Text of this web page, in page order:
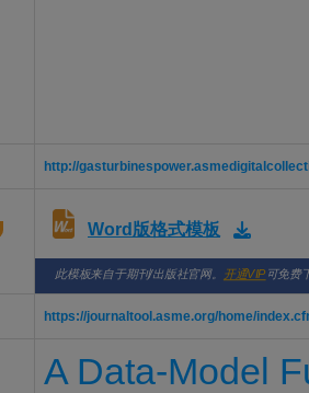
http://
Word版格式模板
此模板来自于期刊/出版社官网。 开通VIP 可免费
https://journaltool.asme.org/home/
A Data-Model